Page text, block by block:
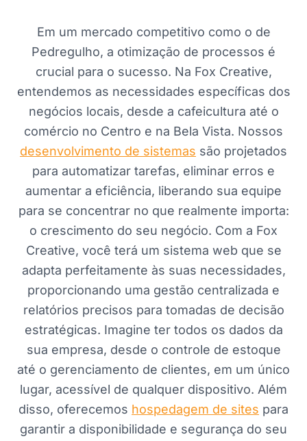
Em um mercado competitivo como o de
Pedregulho, a otimização de processos é
crucial para o sucesso. Na Fox Creative,
entendemos as necessidades específicas dos
negócios locais, desde a cafeicultura até o
comércio no Centro e na Bela Vista. Nossos
desenvolvimento de sistemas são projetados
para automatizar tarefas, eliminar erros e
aumentar a eficiência, liberando sua equipe
para se concentrar no que realmente importa:
o crescimento do seu negócio. Com a Fox
Creative, você terá um sistema web que se
adapta perfeitamente às suas necessidades,
proporcionando uma gestão centralizada e
relatórios precisos para tomadas de decisão
estratégicas. Imagine ter todos os dados da
sua empresa, desde o controle de estoque
até o gerenciamento de clientes, em um único
lugar, acessível de qualquer dispositivo. Além
disso, oferecemos hospedagem de sites para
garantir a disponibilidade e segurança do seu